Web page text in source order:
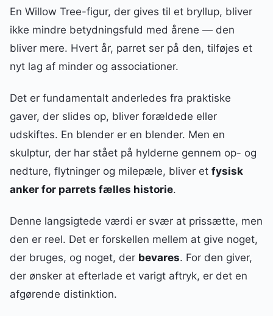
En Willow Tree-figur, der gives til et bryllup, bliver
ikke mindre betydningsfuld med årene — den
bliver mere. Hvert år, parret ser på den, tilføjes et
nyt lag af minder og associationer.
Det er fundamentalt anderledes fra praktiske
gaver, der slides op, bliver forældede eller
udskiftes. En blender er en blender. Men en
skulptur, der har stået på hylderne gennem op- og
nedture, flytninger og milepæle, bliver et fysisk
anker for parrets fælles historie.
Denne langsigtede værdi er svær at prissætte, men
den er reel. Det er forskellen mellem at give noget,
der bruges, og noget, der bevares. For den giver,
der ønsker at efterlade et varigt aftryk, er det en
afgørende distinktion.